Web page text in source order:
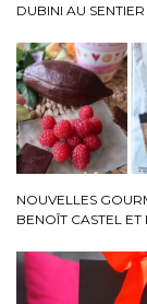
DUBINI AU
NOUVELLES
BENOÎT CASTEL ET